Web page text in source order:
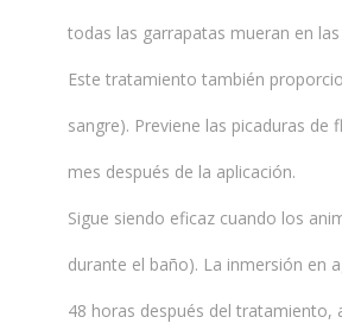
todas las garrapatas mueran en
Este tratamiento también
sangre). Previene las picaduras
mes después de la aplicación.
Sigue siendo eficaz cuando los
durante el baño). La inmersión en
48 horas después del tratamiento,